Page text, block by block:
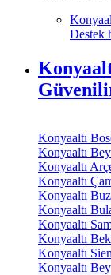
Destek
Konyaaltı
Konyaaltı
Konyaaltı
Konyaaltı
Konyaaltı
Konyaaltı
Konyaaltı
Konyaaltı
Konyaaltı
Konyaaltı